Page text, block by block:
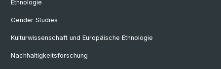
Ethnologie
Gender Studies
Kulturwissenschaft und Europäische Ethnologie
Nachhaltigkeitsforschung